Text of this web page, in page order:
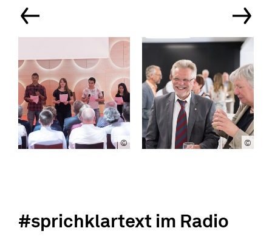
© ©
#sprichklartext im Radio